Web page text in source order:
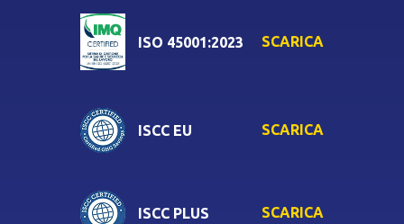
ISO 45001:2023 SCARICA
ISCC EU SCARICA
ISCC PLUS SCARICA